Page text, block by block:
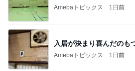
Amebaトピックス 1日前
入居が決まり喜んだのも
Amebaトピックス 1日前